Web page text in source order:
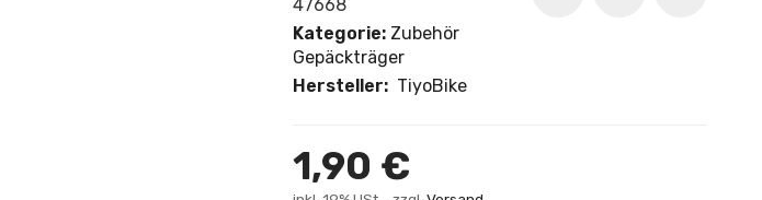
47668
Kategorie: Zubehör
Gepäckträger
Hersteller: TiyoBike
1,90 €